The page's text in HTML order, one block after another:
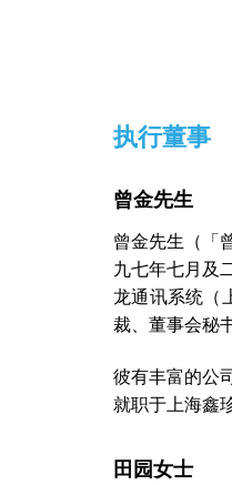
执行董事
曾金先生
曾金先生（「
九七年七月及
龙通讯系统（
裁、董事会秘
彼有丰富的公
就职于上海鑫
田园女士